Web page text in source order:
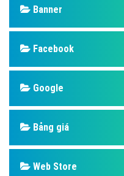
Banner
Facebook
Google
Bảng giá
Web Store